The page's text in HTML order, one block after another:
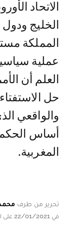
الاتحاد
الخليج
المملكة
عملية
العلم أن
حل
والواقعي
أساس الحكم
المغربية.
تحرير من طرف محمد
في 22/01/2021 على الساعة 17:33